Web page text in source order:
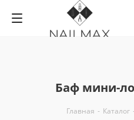
Баф мини-
Главная - Каталог -